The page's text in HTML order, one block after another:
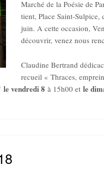
Marché de la Poésie de
tient, Place Saint-Sulpice,
juin. A cette occasion,
découvrir, venez nous
Claudine Bertrand
recueil « Thraces,
le vendredi 8 à 15h00 et le